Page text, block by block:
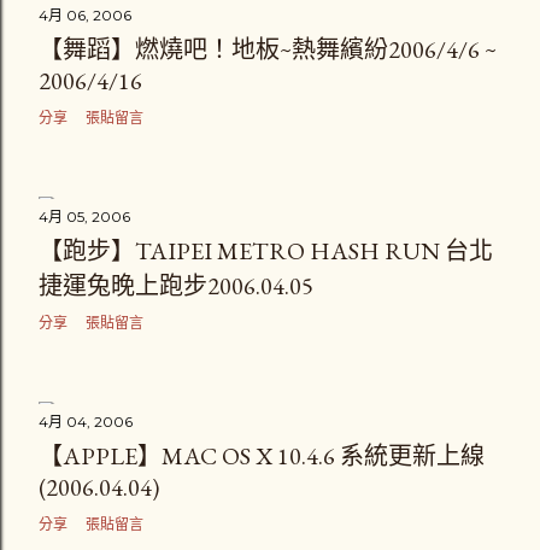
4月 06, 2006
【舞蹈】燃燒吧！地板~熱舞繽紛2006/4/6 ~
2006/4/16
分享 張貼留言
4月 05, 2006
【跑步】TAIPEI METRO HASH RUN 台北
捷運兔晚上跑步2006.04.05
分享 張貼留言
4月 04, 2006
【APPLE】MAC OS X 10.4.6 系統更新上線
(2006.04.04)
分享 張貼留言